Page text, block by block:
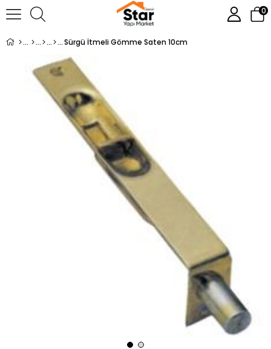
0
Sürgü İtmeli Gömme Saten 10cm